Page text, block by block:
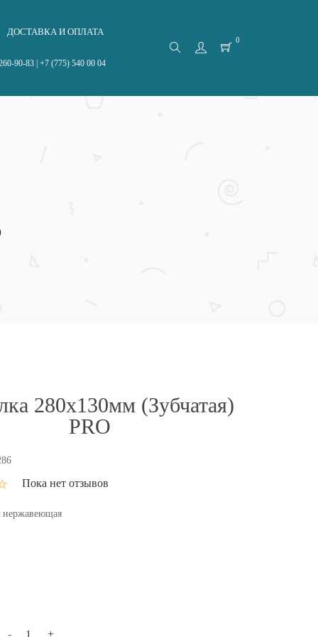
ДОСТАВКА И ОПЛАТА
90-83 | +7 (775) 540 00 04
0
280x130мм (зубчатая)
PRO
Пока нет отзывов
нержавеющая
- +